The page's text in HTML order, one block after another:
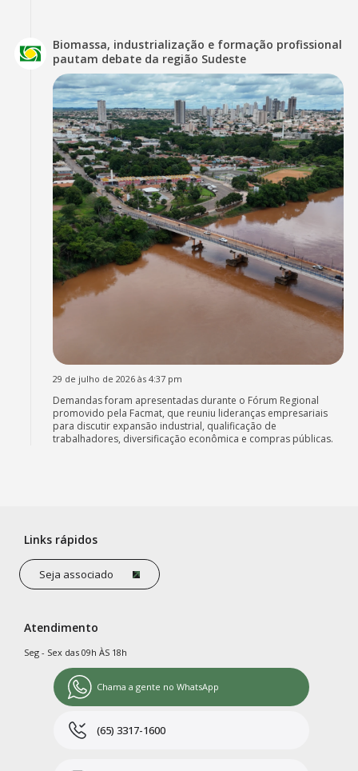
Biomassa, industrialização e formação profissional
pautam debate da região Sudeste
29 de julho de 2026 às 4:37 pm
Demandas foram apresentadas durante o Fórum Regional
promovido pela Facmat, que reuniu lideranças empresariais
para discutir expansão industrial, qualificação de
trabalhadores, diversificação econômica e compras públicas.
Links rápidos
Seja associado
Atendimento
Seg - Sex das 09h ÀS 18h
Chama a gente no WhatsApp
(65) 3317-1600